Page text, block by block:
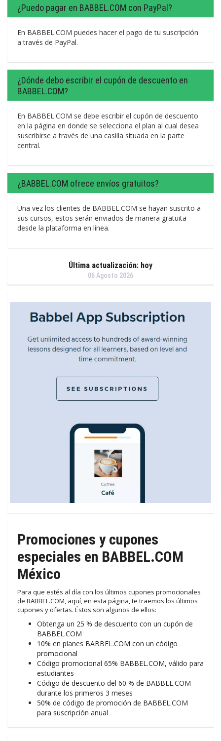
¿Puedo pagar en BABBEL.COM con PayPal?
En BABBEL.COM puedes hacer el pago de tu suscripción
a través de PayPal.
¿Dónde debo escribir el cupón de descuento en
BABBEL.COM?
En BABBEL.COM se debe escribir el cupón de descuento
en la página en donde se selecciona el plan al cual desea
suscribirse a través de una casilla situada en la parte
central.
¿BABBEL.COM ofrece envíos gratuitos?
Una vez los clientes de BABBEL.COM se hayan suscrito a
sus cursos, estos serán enviados de manera gratuita
desde la plataforma en línea.
Última actualización: hoy
06 Agosto 2026
Promociones y cupones
especiales en BABBEL.COM
México
Para que estés al día con los últimos cupones promocionales
de BABBEL.COM, aquí, en esta página, te traemos los últimos
cupones y ofertas. Éstos son algunos de ellos:
Obtenga un 25 % de descuento con un cupón de
BABBEL.COM
10% en planes BABBEL.COM con un código
promocional
Código promocional 65% BABBEL.COM, válido para
estudiantes
Código de descuento del 60 % de BABBEL.COM
durante los primeros 3 meses
50% de código de promoción de BABBEL.COM
para suscripción anual